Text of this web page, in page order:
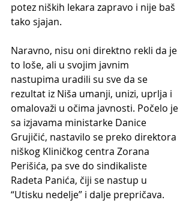
potez niških lekara zapravo i nije baš
tako sjajan.
Naravno, nisu oni direktno rekli da je
to loše, ali u svojim javnim
nastupima uradili su sve da se
rezultat iz Niša umanji, unizi, uprlja i
omalovaži u očima javnosti. Počelo je
sa izjavama ministarke Danice
Grujičić, nastavilo se preko direktora
niškog Kliničkog centra Zorana
Perišića, pa sve do sindikaliste
Radeta Panića, čiji se nastup u
“Utisku nedelje” i dalje prepričava.